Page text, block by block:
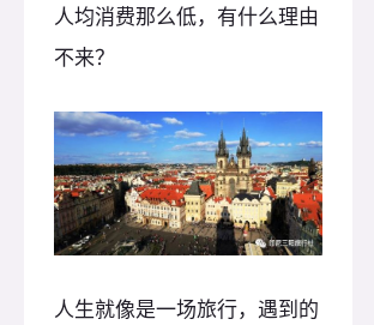
人均消费那么低，有什么理由
不来？
人生就像是一场旅行，遇到的